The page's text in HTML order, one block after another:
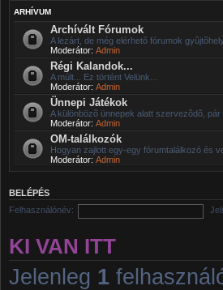
ARHÍVUM
Archívált Fórumok
A lezárt, de még elérhetõ fórumok
Moderátor: Admin
Régi Kalandok...
A múlt... Ez történt Velünk...
Moderátor: Admin
Ünnepi Játékok
A különbözõ ünnepek alatt szervezõdõ,
Moderátor: Admin
OM-találkozók
Hogyan zajlott egy-egy fórumtalálkozó és
Moderátor: Admin
BELÉPÉS
Felhasználónév:
KI VAN ITT
Jelenleg 1